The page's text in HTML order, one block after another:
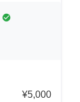
check_circle
¥5,000